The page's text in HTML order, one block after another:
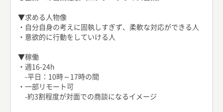
▼求める人物像
・自分自身の考えに固執しすぎず、柔軟な対応ができる人
・意欲的に行動をしていける人
▼稼働
・週16-24h
-平日：10時～17時の間
・一部リモート可
-約3割程度が対面での商談になるイメージ